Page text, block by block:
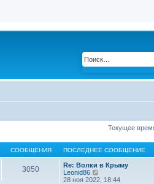
Текущее
СООБЩЕНИЯ ПОСЛЕДНЕЕ СООБЩЕНИЕ
3050
Re: Волки в Крыму
Leonid86
е
28 ноя 2022, 18:44